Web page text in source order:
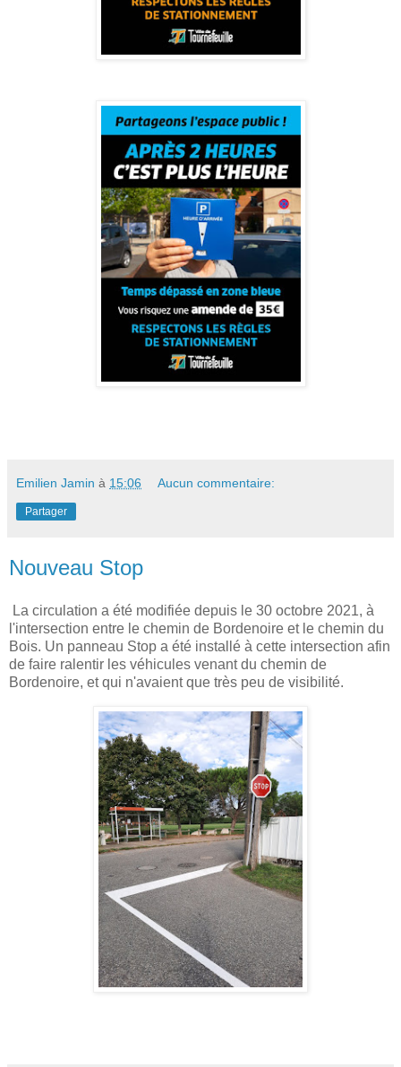
Emilien Jamin à 15:06 Aucun commentaire:
Partager
Nouveau Stop
La circulation a été modifiée depuis le 30 octobre 2021, à
l'intersection entre le chemin de Bordenoire et le chemin du
Bois. Un panneau Stop a été installé à cette intersection afin
de faire ralentir les véhicules venant du chemin de
Bordenoire, et qui n'avaient que très peu de visibilité.